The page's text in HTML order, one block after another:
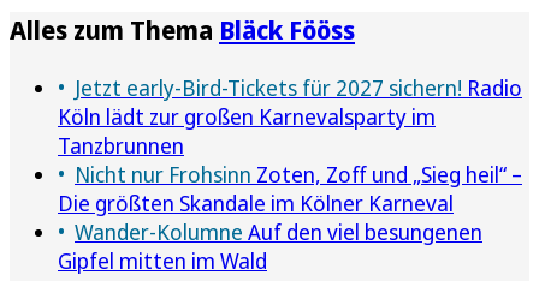
Alles zum Thema Bläck Fööss
Jetzt early-Bird-Tickets für 2027 sichern! Radio
Köln lädt zur großen Karnevalsparty im
Tanzbrunnen
Nicht nur Frohsinn Zoten, Zoff und „Sieg heil“ –
Die größten Skandale im Kölner Karneval
Wander-Kolumne Auf den viel besungenen
Gipfel mitten im Wald